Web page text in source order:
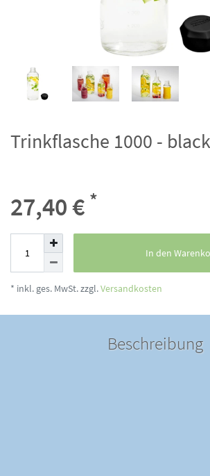
Trinkflasche 1000 - black
27,40 € *
In den
* inkl. ges. MwSt. zzgl.Versandkosten
Beschreibung